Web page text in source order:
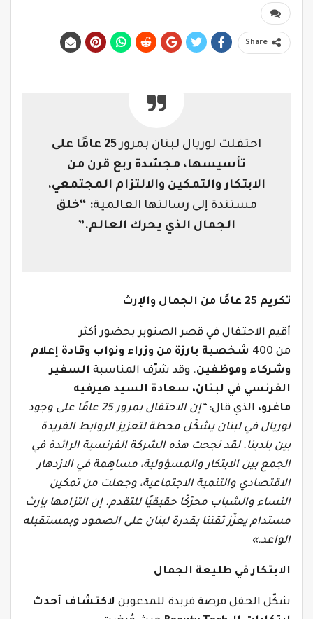
Share
احتفلت لوريال لبنان بمرور
25 عامًا على
تأسيسها، مجسّدة ربع قرن من
الابتكار والتمكين والالتزام المجتمعي،
مستندة إلى رسالتها العالمية: “خلق
الجمال الذي يحرك العالم.”
تكريم 25 عامًا من الجمال والإرث
أقيم الاحتفال في قصر الصنوبر بحضور أكثر
من 400 شخصية بارزة من وزراء ونواب وقادة إعلام
وشركاء وموظفين. وقد شرّف المناسبة السفير
الفرنسي في لبنان، سعادة السيد هيرفيه
ماغرو، الذي قال:
“إن الاحتفال بمرور 25 عامًا على وجود
لوريال في لبنان يشكّل محطة لتعزيز الروابط الفريدة
بين بلدينا. لقد نجحت هذه الشركة الفرنسية الرائدة في
الجمع بين الابتكار والمسؤولية، مساهِمة في الازدهار
الاقتصادي والتنمية الاجتماعية، وجعلت من تمكين
النساء والشباب محرّكًا حقيقيًا للتقدم. إن التزامها بإرث
مستدام يعزّز ثقتنا بقدرة لبنان على الصمود وبمستقبله
الواعد.»
الابتكار في طليعة الجمال
شكّل الحفل فرصة فريدة للمدعوين لاكتشاف أحدث